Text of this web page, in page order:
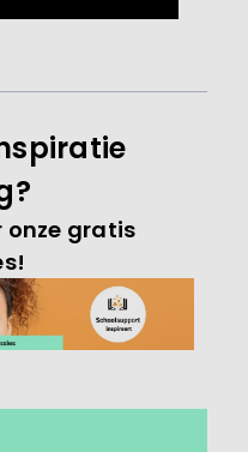
onze gratis